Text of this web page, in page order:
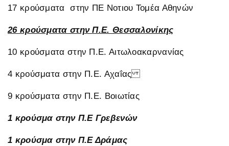
17 κρούσματα στην ΠΕ Νοτιου Τομέα Αθηνών
26 κρούσματα στην Π.Ε. Θεσσαλονίκης
10 κρούσματα στην Π.Ε. Αιτωλοακαρνανίας
4 κρούσματα στην Π.Ε. Αχαΐας
9 κρούσματα στην Π.Ε. Βοιωτίας
1 κρούσμα στην Π.Ε Γρεβενών
1 κρούσμα στην Π.Ε Δράμας